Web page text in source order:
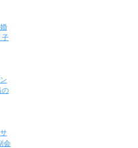
子
の
会